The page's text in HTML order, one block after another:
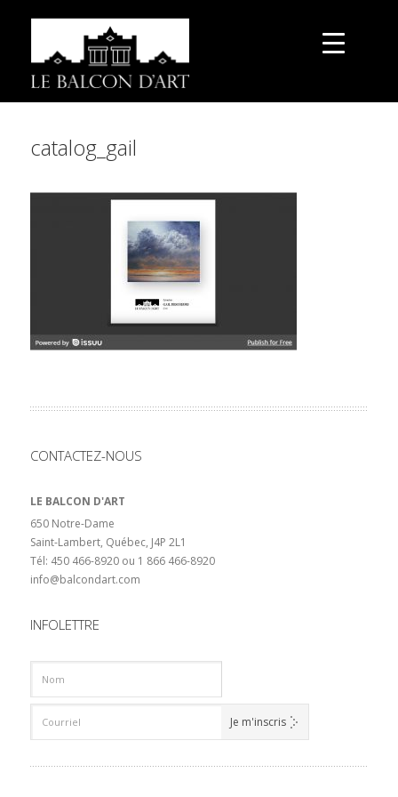
catalog_gail
CONTACTEZ-NOUS
LE BALCON D'ART
650 Notre-Dame
Saint-Lambert, Québec, J4P 2L1
Tél: 450 466-8920 ou 1 866 466-8920
info@balcondart.com
INFOLETTRE